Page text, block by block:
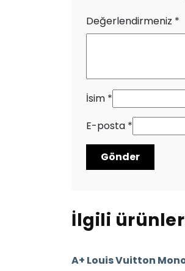
Değerlendirmeniz *
İsim *
E-posta *
İlgili ürünler